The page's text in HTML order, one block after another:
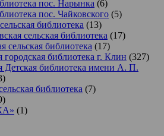
пос. Нарынка (6)
пос. Чайковского (5)
библиотека (13)
сельская библиотека (17)
сельская библиотека (17)
городская библиотека г. Клин (327)
Детская библиотека имени А. П.
библиотека (7)
(1)